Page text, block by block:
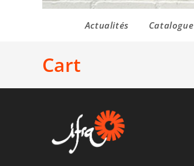
Actualités Catalogue
Cart